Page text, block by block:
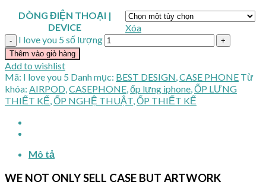
DÒNG ĐIỆN THOẠI |
DEVICE
Xóa
I love you 5 số lượng
Thêm vào giỏ hàng
Add to wishlist
Mã: I love you 5 Danh mục: BEST DESIGN,CASE PHONE Từ
khóa: AIRPOD,CASEPHONE,ốp lưng iphone,ỐP LƯNG
THIẾT KẾ,ỐP NGHỆ THUẬT,ỐP THIẾT KẾ
Mô tả
WE NOT ONLY SELL CASE BUT ARTWORK